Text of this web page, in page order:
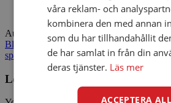
Author ViaContoCategories Intressant,
Blogg
Tagsjobbskatteavdrag,konsumtion,
sparande
Leave a Reply
våra reklam- och
kombinera den med annan
som du har tillhandahållit
de har samlat in från din
deras tjänster. Läs mer
ACCEPTERA